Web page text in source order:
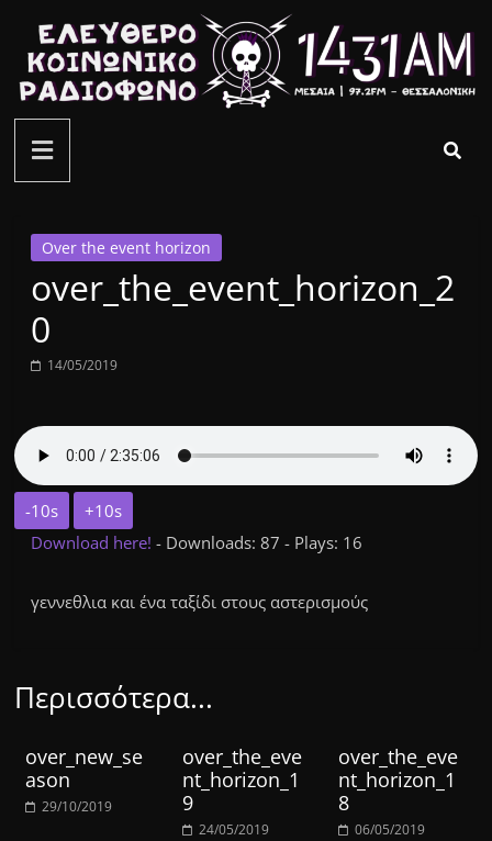
περιεχόμενο
ελεύθερο
κοινωνικό
ραδιόφωνο
1431AM
Over the event horizon
over_the_event_horizon_2
0
14/05/2019
-10s
+10s
Download here!- Downloads: 87 - Plays: 16
γεννεθλια και ένα ταξίδι στους αστερισμούς
Περισσότερα...
over_new_se
ason
29/10/2019
over_the_eve
nt_horizon_1
9
24/05/2019
over_the_eve
nt_horizon_1
8
06/05/2019